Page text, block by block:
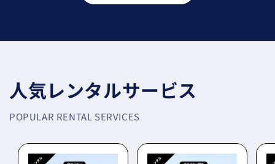
人気レンタルサービス
POPULAR RENTAL SERVICES